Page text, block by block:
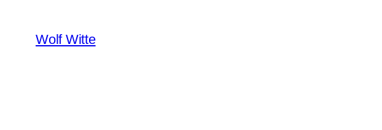
Inhalt
springen
Wolf Witte